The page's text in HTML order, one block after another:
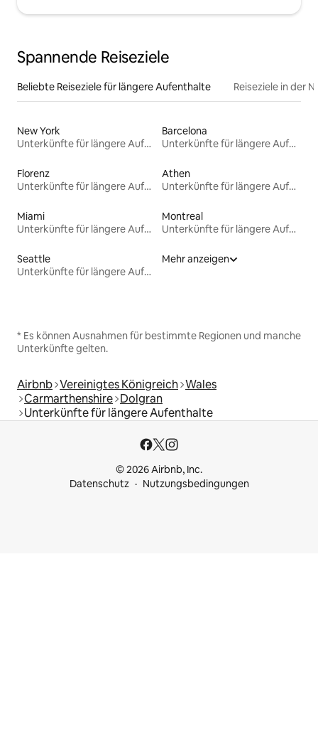
Spannende Reiseziele
Beliebte Reiseziele für längere Aufenthalte Reiseziele in der
New York
Unterkünfte für längere Aufenthalte
Barcelona
Unterkünfte für längere Aufenthalte
Florenz
Unterkünfte für längere Aufenthalte
Athen
Unterkünfte für längere Aufenthalte
Miami
Unterkünfte für längere Aufenthalte
Montreal
Unterkünfte für längere Aufenthalte
Seattle
Unterkünfte für längere Aufenthalte
Mehr anzeigen
* Es können Ausnahmen für bestimmte Regionen und manche
Unterkünfte gelten.
Airbnb Vereinigtes Königreich Wales
Carmarthenshire Dolgran
Unterkünfte für längere Aufenthalte
© 2026 Airbnb, Inc.
Datenschutz
Nutzungsbedingungen